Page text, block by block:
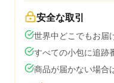
安全な取引
世界中どこでもお届
すべての小包に追跡
商品が届かない場合